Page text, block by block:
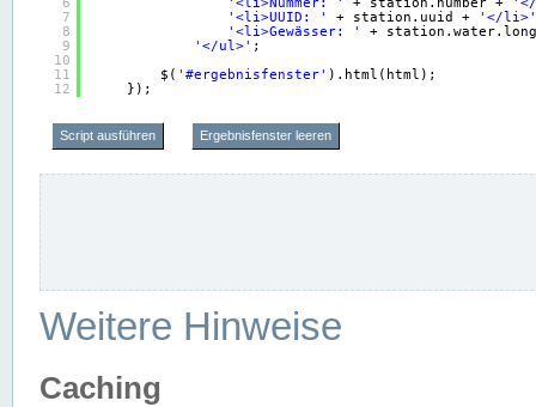
7
8
9
10
11
12
'<li>UUID: '
+ station.uuid +
'</li>'
'<li>Gewässer: '
+
'</ul>' ;
$( '#ergebnisfenster' ).html(html);
});
Script ausführen Ergebnisfenster leeren
Weitere Hinweise
Caching